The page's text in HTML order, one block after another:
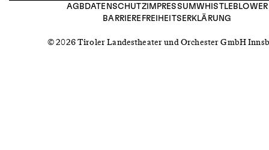
AGB DATENSCHUTZIMPRESSUMWHISTLEBLOWER
BARRIEREFREIHEITSERKLÄRUNG
© 2026 Tiroler Landestheater und Orchester GmbH